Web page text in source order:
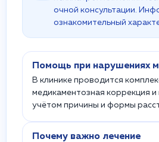
очной консультации.
ознакомительный
Помощь при нарушениях
В клинике проводится
медикаментозная коррекция и
учётом причины и формы
Почему важно лечение